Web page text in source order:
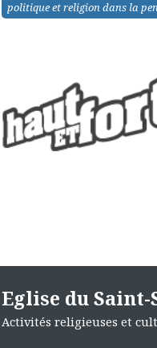
politique et religion dans la
Eglise du
Activités religieuses et